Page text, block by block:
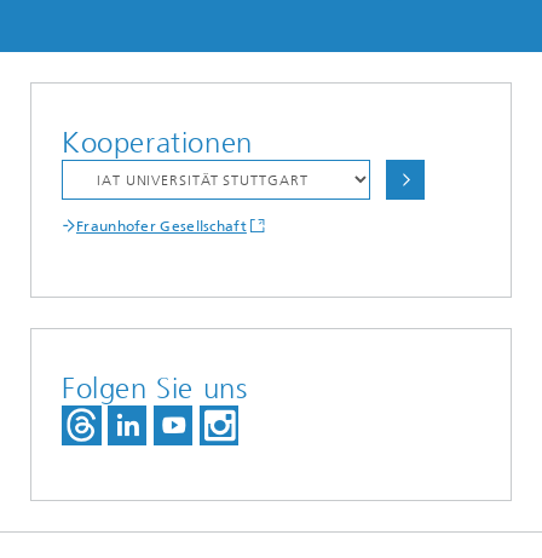
Kooperationen
Fraunhofer Gesellschaft
Folgen Sie uns